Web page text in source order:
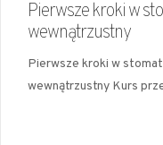
Pierwsze kroki w
wewnątrzustny
Pierwsze kroki w
wewnątrzustny Kurs